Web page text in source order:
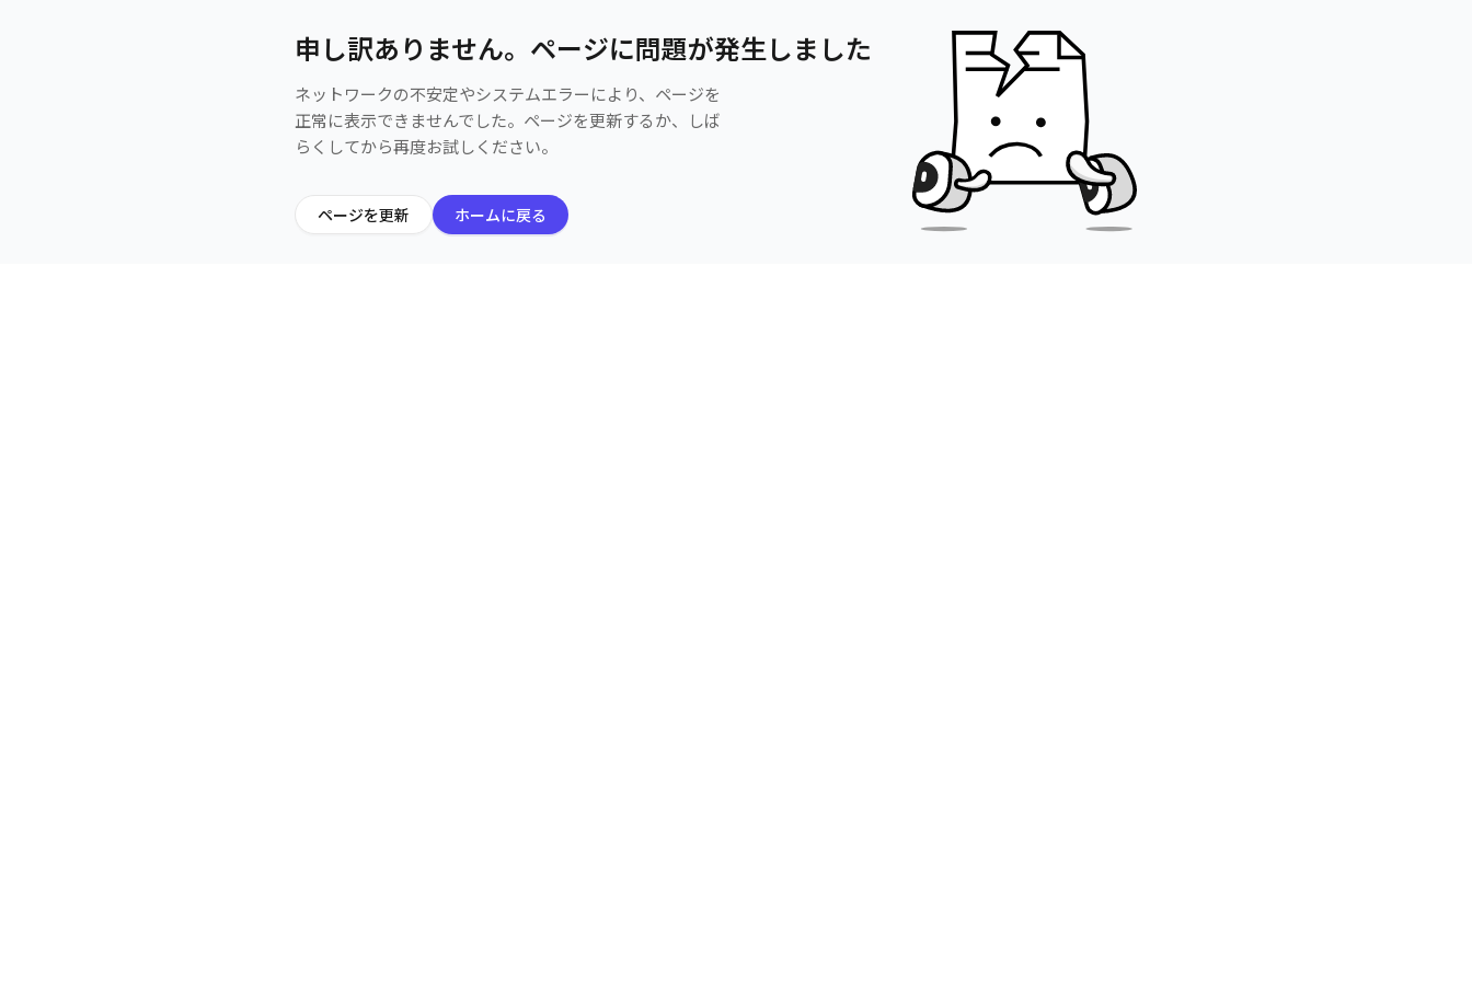
申し訳ありません。ページに問題が発生しました
ネットワークの不安定やシステムエラーにより、ページを
正常に表示できませんでした。ページを更新するか、しば
らくしてから再度お試しください。
ページを更新 ホームに戻る